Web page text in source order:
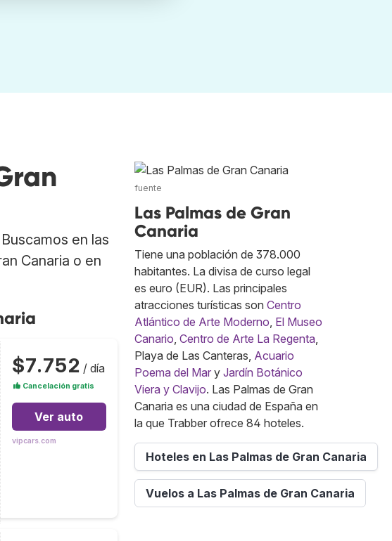
en las
Canaria o en
$7.752 / día
Cancelación gratis
Ver auto
vipcars.com
fuente
Las Palmas de Gran
Canaria
Tiene una población de 378.000
habitantes. La divisa de curso legal
es euro (EUR). Las principales
atracciones turísticas son Centro
Atlántico de Arte Moderno, El Museo
Canario, Centro de Arte La Regenta,
Playa de Las Canteras, Acuario
Poema del Mar y Jardín Botánico
Viera y Clavijo. Las Palmas de Gran
Canaria es una ciudad de España en
la que Trabber ofrece 84 hoteles.
Hoteles en Las Palmas de Gran Canaria
Vuelos a Las Palmas de Gran Canaria